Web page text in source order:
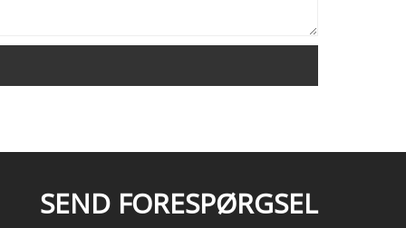
SEND FORESPØRGSEL